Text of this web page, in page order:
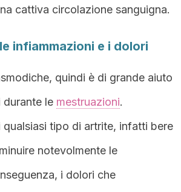
cattiva circolazione sanguigna.
infiammazioni e i dolori
quindi è di grande aiuto
durante le mestruazioni.
tipo di artrite, infatti bere
notevolmente le
i dolori che